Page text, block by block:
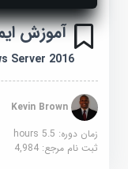
آموزش ایمن
Server 2016
Kevin Brown
زمان دوره: 5.5 hours
ثبت نام مرجع:4,984